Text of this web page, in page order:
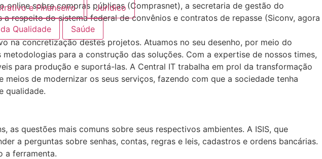
e Financeiro Jurídico
Qualidade Saúde
online sobre compras públicas (Comprasnet), a secretaria de gestão do
respeito do sistema federal de convênios e contratos de repasse (Siconv, agora
na concretização destes projetos. Atuamos no seu desenho, por meio do
para a construção das soluções. Com a expertise de nossos times,
para produção e suportá-las. A Central IT trabalha em prol da transformação
meios de modernizar os seus serviços, fazendo com que a sociedade tenha
qualidade.
questões mais comuns sobre seus respectivos ambientes. A ISIS, que
a perguntas sobre senhas, contas, regras e leis, cadastros e ordens bancárias.
a ferramenta.